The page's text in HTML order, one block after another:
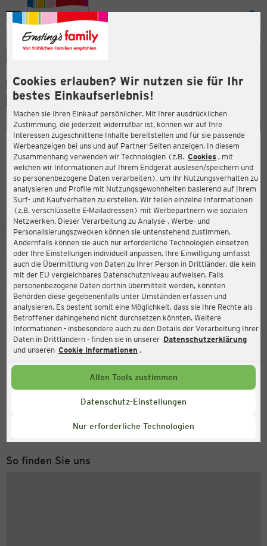
Cookies erlauben? Wir nutzen sie für Ihr
bestes Einkaufserlebnis!
Machen sie Ihren Einkauf persönlicher. Mit Ihrer ausdrücklichen
Zustimmung, die jederzeit widerrufbar ist, können wir auf Ihre
Interessen zugeschnittene Inhalte bereitstellen und für sie passende
Werbeanzeigen bei uns und auf Partner-Seiten anzeigen. In diesem
Zusammenhang verwenden wir Technologien (z.B. Cookies , mit
welchen wir Informationen auf Ihrem Endgerät auslesen/speichern und
so personenbezogene Daten verarbeiten), um Ihr Nutzungsverhalten zu
analysieren und Profile mit Nutzungsgewohnheiten basierend auf Ihrem
Surf- und Kaufverhalten zu erstellen. Wir teilen einzelne Informationen
(z.B. verschlüsselte E-Mailadressen) mit Werbepartnern wie sozialen
Netzwerken. Dieser Verarbeitung zu Analyse-, Werbe- und
Personalisierungszwecken können sie untenstehend zustimmen.
Andernfalls können sie auch nur erforderliche Technologien einsetzen
oder Ihre Einstellungen individuell anpassen. Ihre Einwilligung umfasst
auch die Übermittlung von Daten zu Ihrer Person in Drittländer, die kein
mit der EU vergleichbares Datenschutzniveau aufweisen. Falls
personenbezogene Daten dorthin übermittelt werden, könnten
Behörden diese gegebenenfalls unter Umständen erfassen und
analysieren. Es besteht somit eine Möglichkeit, dass sie Ihre Rechte als
Betroffener dahingehend nicht durchsetzen könnten. Weitere
Informationen - insbesondere auch zu den Details der Verarbeitung Ihrer
Daten in Drittländern - finden sie in unserer Datenschutzerklärung
und unseren Cookie Informationen .
Allen Tools zustimmen
Datenschutz-Einstellungen
Nur erforderliche Technologien
Menü
ERNSTING'S FAMILY FILIALE
Römerstraße 570
47443 Moers
3,7
Bewertung:
STANDORT SERVICES SORTIMENT AKTIONEN
Ernsting's family
Römerstraße 570, 47443 Moers
Aktuell:
Geöffnet
Service Hotline
Montag bis Freitag 8-18 Uhr
So finden Sie uns